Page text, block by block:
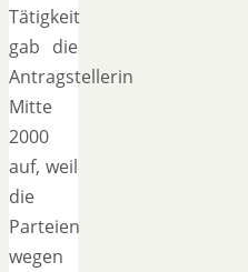
Tätigkeit
gab die
Antragstellerin
Mitte
2000
auf, weil
die
Parteien
wegen